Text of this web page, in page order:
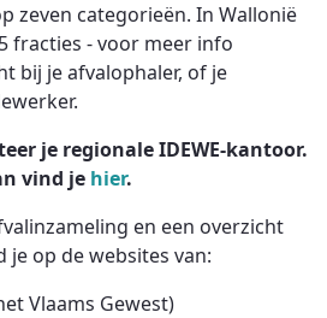
zeven categorieën. In Wallonië
fracties - voor meer info
bij je afvalophaler, of je
je regionale IDEWE-kantoor.
vind je hier.
en een overzicht
je op de websites van:
Vlaams Gewest)